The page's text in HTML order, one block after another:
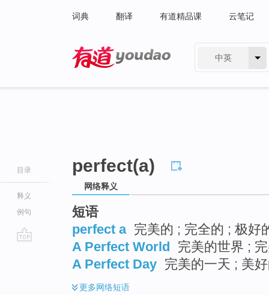
词典 翻译 有道精品课 云笔记
中英
目录
释义
例句
perfect(a)
网络释义
短语
perfect a 完美的 ; 完全的 ; 极好
A Perfect World 完美的世界 ;
A Perfect Day 完美的一天 ; 美
更多网络短语